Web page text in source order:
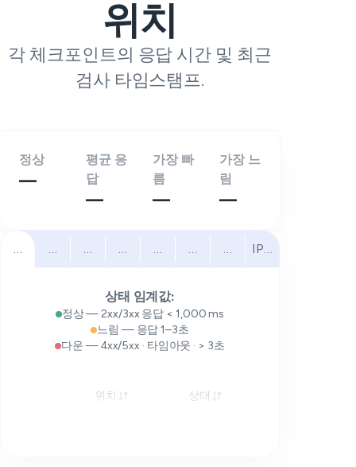
위치
각 체크포인트의 응답 시간 및 최근
검사 타임스탬프.
정상
—
평균 응
답
—
가장 빠
름
—
가장 느
림
—
전체 북미 남미 유럽 중동 아프리카아시아 태평양
IPv6
상태 임계값:
정상 — 2xx/3xx 응답 < 1,000 ms
느림 — 응답 1–3초
다운 — 4xx/5xx · 타임아웃 · > 3초
위치 상태